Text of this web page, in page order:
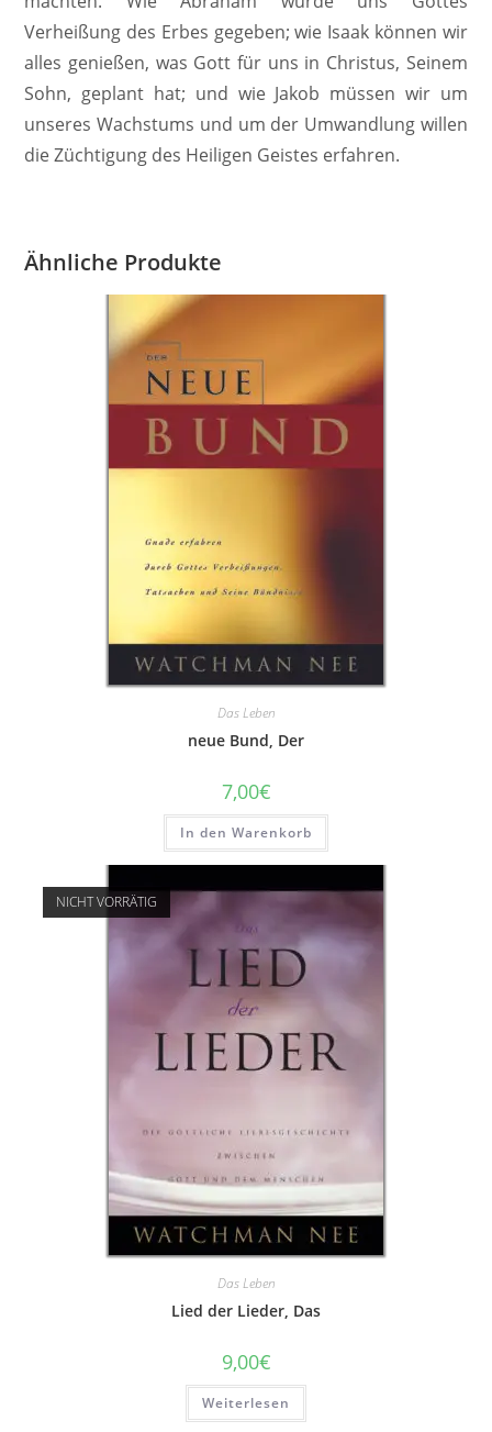
Verheißung des Erbes gegeben; wie Isaak können wir
alles genießen, was Gott für uns in Christus, Seinem
Sohn, geplant hat; und wie Jakob müssen wir um
unseres Wachstums und um der Umwandlung willen
die Züchtigung des Heiligen Geistes erfahren.
Ähnliche Produkte
Das Leben
neue Bund, Der
7,00€
In den Warenkorb
NICHT VORRÄTIG
Das Leben
Lied der Lieder, Das
9,00€
Weiterlesen